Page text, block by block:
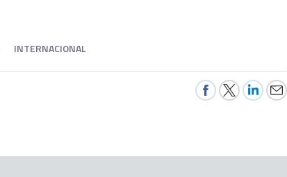
INTERNACIONAL